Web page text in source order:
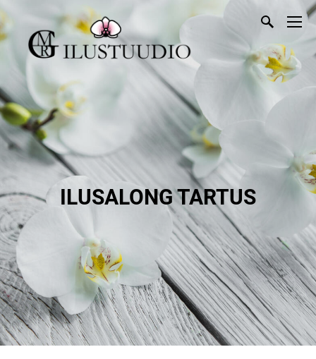
ILUSALONG TARTUS